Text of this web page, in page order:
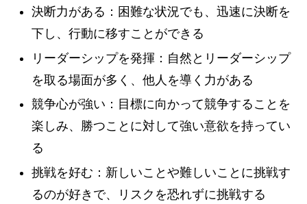
決断力がある：困難な状況でも、迅速に決断を
下し、行動に移すことができる
リーダーシップを発揮：自然とリーダーシップ
を取る場面が多く、他人を導く力がある
競争心が強い：目標に向かって競争することを
楽しみ、勝つことに対して強い意欲を持ってい
る
挑戦を好む：新しいことや難しいことに挑戦す
るのが好きで、リスクを恐れずに挑戦する